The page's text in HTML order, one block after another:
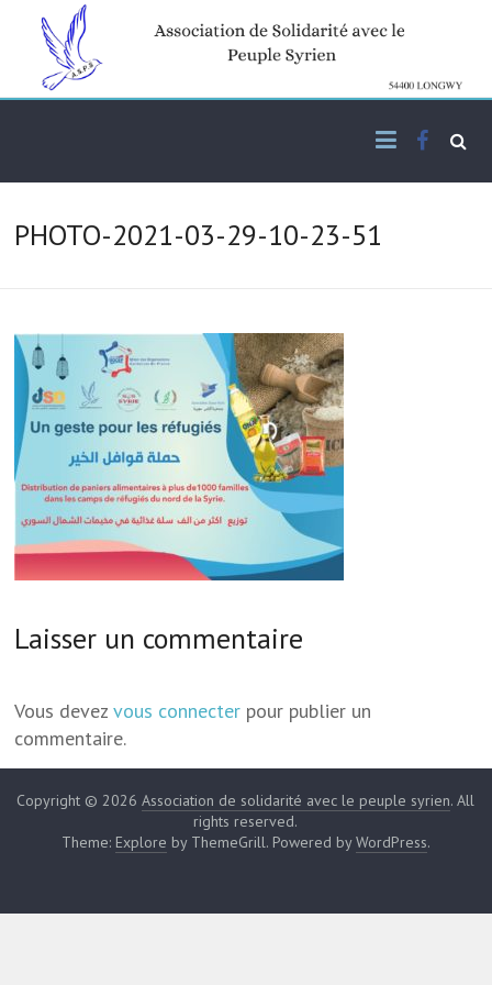
content
Association de solidarité
avec le peuple syrien
PHOTO-2021-03-29-10-23-51
Laisser un commentaire
Vous devezvous connecter pour publier un
commentaire.
Copyright © 2026Association de solidarité avec le peuple syrien. All
rights reserved.
Theme: Explore by ThemeGrill. Powered byWordPress.